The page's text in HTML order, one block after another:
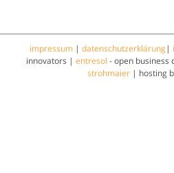
impressum| datenschutzerklärung |
innovators | entresol - open business
strohmaier | hosting